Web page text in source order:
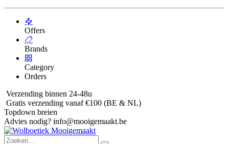
Offers
Brands
Category
Orders
Verzending binnen 24-48u
Gratis verzending vanaf €100 (BE & NL)
Topdown breien
Advies nodig? info@mooigemaakt.be